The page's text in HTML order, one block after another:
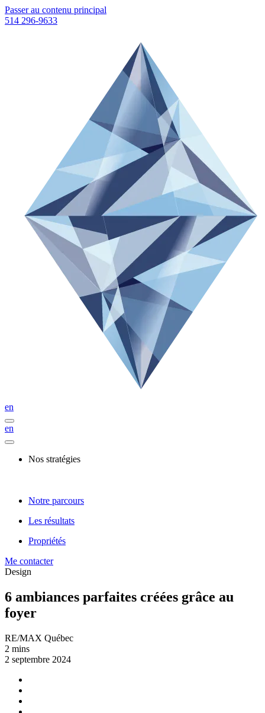
Passer au contenu principal
514 296-9633
en
en
Nos stratégies
Notre parcours
Les résultats
Propriétés
Me contacter
Design
6 ambiances parfaites créées grâce au
foyer
RE/MAX Québec
2 mins
2 septembre 2024